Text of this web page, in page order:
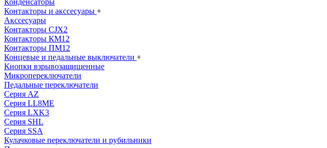
Конденсаторы
Контакторы и акссесуары +
Акссесуары
Контакторы CJX2
Контакторы КМ12
Контакторы ПМ12
Концевые и педальные выключатели +
Кнопки взрывозащищенные
Микропереключатели
Педальные переключатели
Серия AZ
Серия LL8ME
Серия LXK3
Серия SHL
Серия SSA
Кулачковые переключатели и рубильники